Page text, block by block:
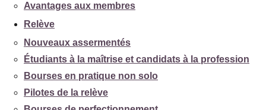
Avantages aux membres
Relève
Nouveaux assermentés
Étudiants à la maîtrise et candidats à la profession
Bourses en pratique non solo
Pilotes de la relève